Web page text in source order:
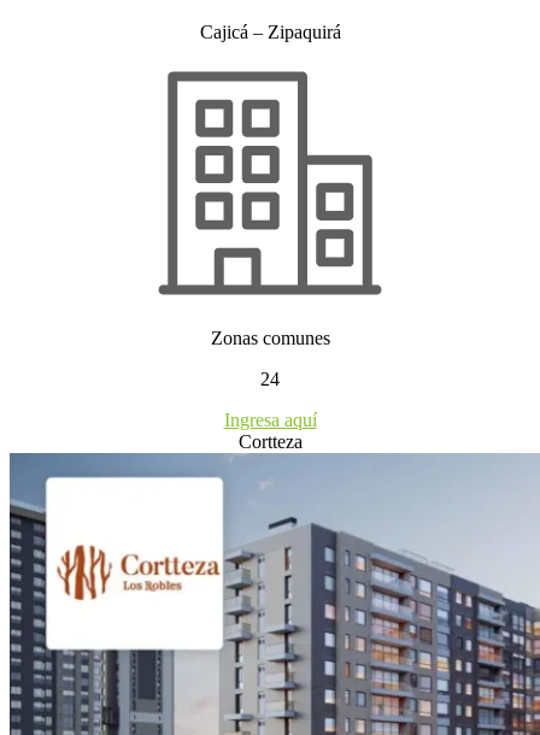
Cajicá – Zipaquirá
Zonas comunes
24
Ingresa aquí
Cortteza